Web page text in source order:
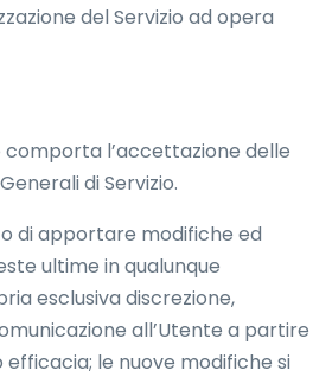
del Servizio ad opera
comporta l’accettazione delle
di Servizio.
di apportare modifiche ed
ultime in qualunque
esclusiva discrezione,
all’Utente a partire
le nuove modifiche si